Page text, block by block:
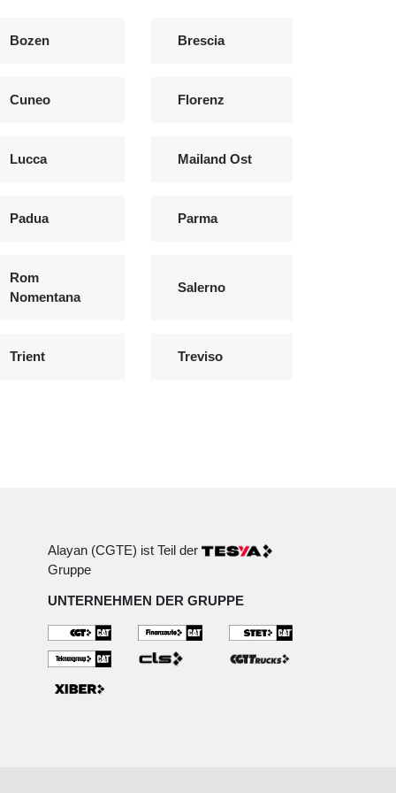
Bozen Brescia
Cuneo Florenz
Lucca Mailand Ost
Padua Parma
Rom
Nomentana
Salerno
Trient Treviso
Alayan (CGTE) ist Teil der
Gruppe
UNTERNEHMEN DER GRUPPE